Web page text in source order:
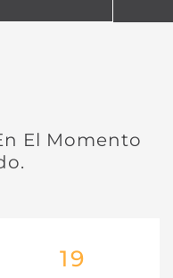
El Momento
19